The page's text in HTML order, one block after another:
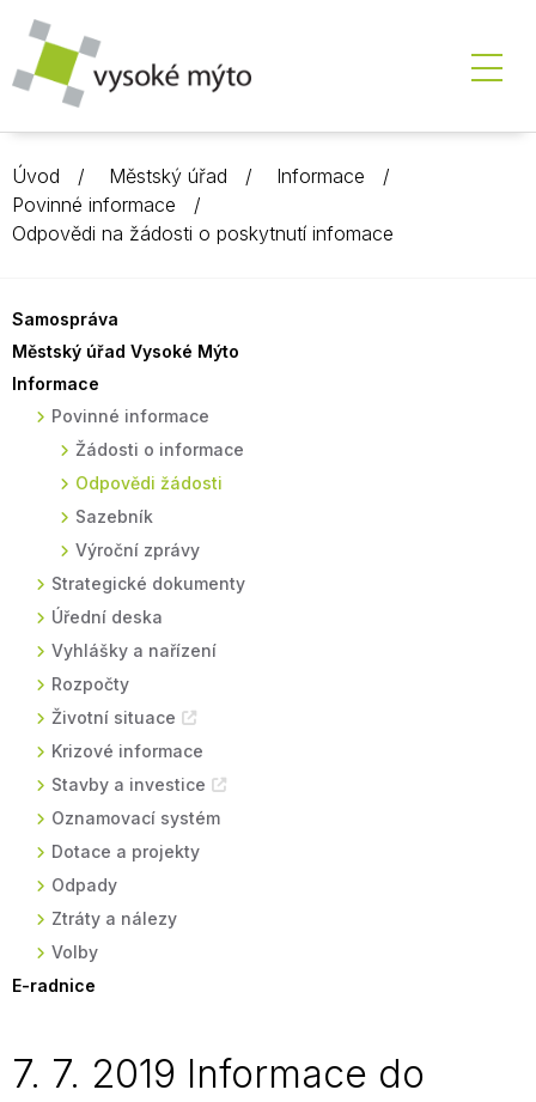
Úvod Městský úřad
Informace
Povinné informace
Odpovědi na žádosti o poskytnutí infomace
Samospráva
Městský úřad Vysoké Mýto
Informace
Povinné informace
Žádosti o informace
Odpovědi žádosti
Sazebník
Výroční zprávy
Strategické dokumenty
Úřední deska
Vyhlášky a nařízení
Rozpočty
Životní situace
Krizové informace
Stavby a investice
Oznamovací systém
Dotace a projekty
Odpady
Ztráty a nálezy
Volby
E-radnice
7. 7. 2019 Informace do